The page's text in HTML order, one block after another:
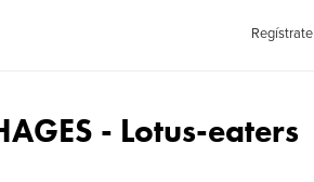
Regístrate
- Lotus-eaters